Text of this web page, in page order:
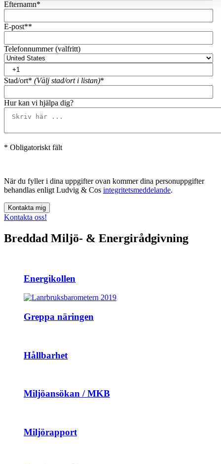
Efternamn*
E-post**
Telefonnummer (valfritt)
Stad/ort* (Välj stad/ort i listan)*
Hur kan vi hjälpa dig?
* Obligatoriskt fält
När du fyller i dina uppgifter ovan kommer dina personuppgifter
behandlas enligt Ludvig & Cos integritetsmeddelande.
Kontakta oss!
Breddad Miljö- & Energirådgivning
Energikollen
Greppa näringen
Hållbarhet
Miljöansökan / MKB
Miljörapport